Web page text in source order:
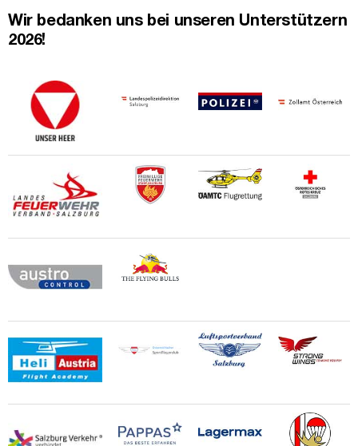
Wir bedanken uns bei unseren Unterstützern
2026!